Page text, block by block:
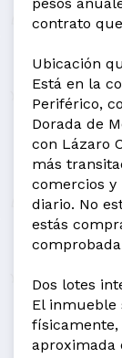
contrato
Ubicación
Está en la
Periférico,
Dorada de
con Lázaro
más
comercios y
diario. No
estás
Dos lotes
El inmueble
aproximada